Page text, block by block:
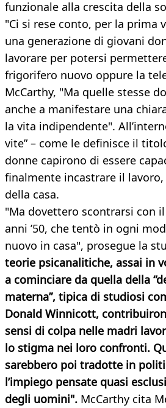
funzionale alla crescita della
"Ci si rese conto, per la prima
una generazione di giovani
lavorare per potersi
frigorifero nuovo oppure la
McCarthy, "Ma quelle stesse
anche a manifestare una
la vita indipendente".
vite” – come le definisce il
donne capirono di essere
finalmente incastrare il
della casa.
"Ma dovettero scontrarsi con
anni ’50, che tentò in ogni
nuovo in casa", prosegue la
teorie psicanalitiche, assai in
a cominciare da quella della
materna”, tipica di studiosi
Donald Winnicott,
sensi di colpa nelle madri
lo stigma nei loro confronti.
sarebbero poi tradotte in
l’impiego pensate quasi
degli uomini". McCarthy cita